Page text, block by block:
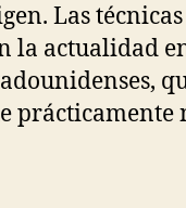
Las
la actualidad
prácticamente